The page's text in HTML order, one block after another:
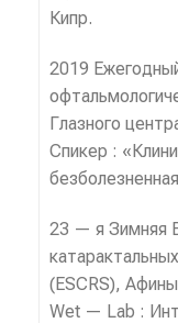
Кипр.
2019
Глазного
Спикер :
23 — я Зимняя
(ESCRS),
Wet — Lab :